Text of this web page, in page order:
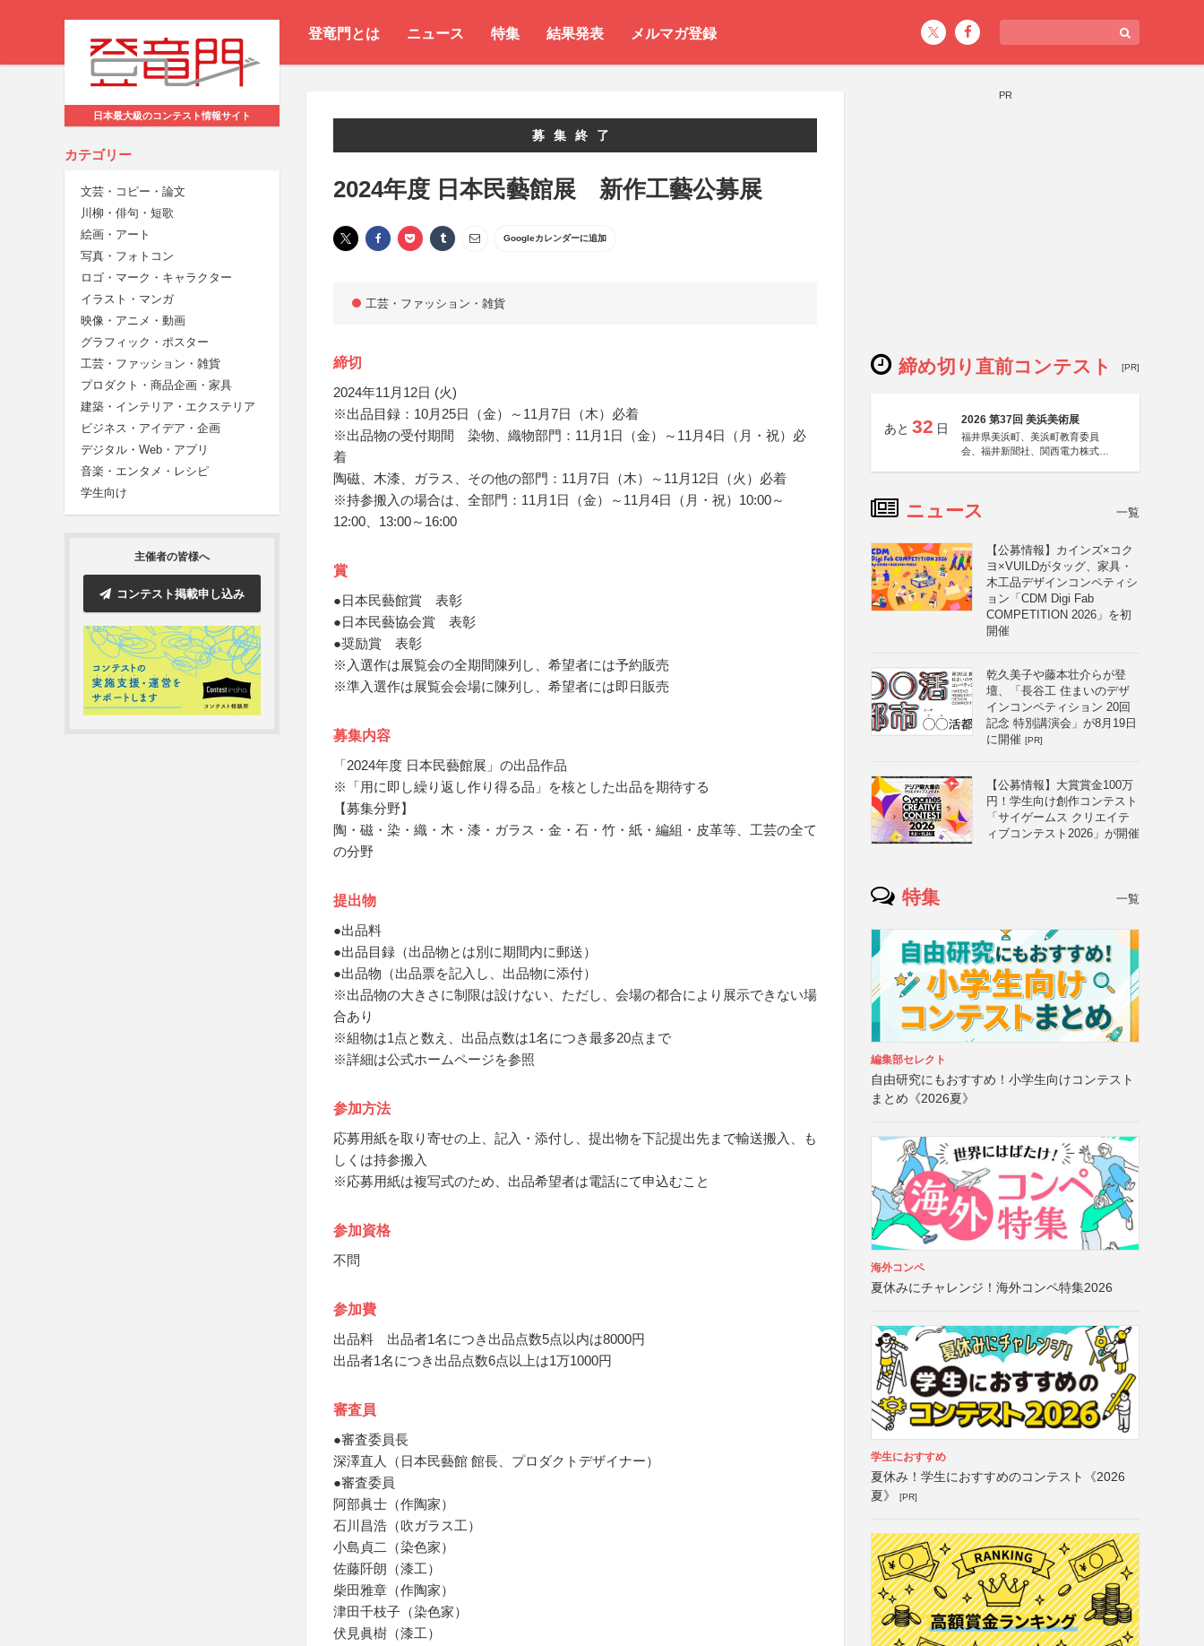
登竜門とは ニュース 特集 結果発表 メルマガ登録
日本最大級のコンテスト情報サイト
カテゴリー
文芸・コピー・論文
川柳・俳句・短歌
絵画・アート
写真・フォトコン
ロゴ・マーク・キャラクター
イラスト・マンガ
映像・アニメ・動画
グラフィック・ポスター
工芸・ファッション・雑貨
プロダクト・商品企画・家具
建築・インテリア・エクステリア
ビジネス・アイデア・企画
デジタル・Web・アプリ
音楽・エンタメ・レシピ
学生向け
主催者の皆様へ
コンテスト掲載申し込み
募集終了
2024年度 日本民藝館展 新作工藝公募展
Googleカレンダーに追加
工芸・ファッション・雑貨
締切
2024年11月12日 (火)
※出品目録：10月25日（金）～11月7日（木）必着
※出品物の受付期間 染物、織物部門：11月1日（金）～11月4日（月・祝）必
着
陶磁、木漆、ガラス、その他の部門：11月7日（木）～11月12日（火）必着
※持参搬入の場合は、全部門：11月1日（金）～11月4日（月・祝）10:00～
12:00、13:00～16:00
賞
●日本民藝館賞 表彰
●日本民藝協会賞 表彰
●奨励賞 表彰
※入選作は展覧会の全期間陳列し、希望者には予約販売
※準入選作は展覧会会場に陳列し、希望者には即日販売
募集内容
「2024年度 日本民藝館展」の出品作品
※「用に即し繰り返し作り得る品」を核とした出品を期待する
【募集分野】
陶・磁・染・織・木・漆・ガラス・金・石・竹・紙・編組・皮革等、工芸の全て
の分野
提出物
●出品料
●出品目録（出品物とは別に期間内に郵送）
●出品物（出品票を記入し、出品物に添付）
※出品物の大きさに制限は設けない、ただし、会場の都合により展示できない場
合あり
※組物は1点と数え、出品点数は1名につき最多20点まで
※詳細は公式ホームページを参照
参加方法
応募用紙を取り寄せの上、記入・添付し、提出物を下記提出先まで輸送搬入、も
しくは持参搬入
※応募用紙は複写式のため、出品希望者は電話にて申込むこと
参加資格
不問
参加費
出品料 出品者1名につき出品点数5点以内は8000円
出品者1名につき出品点数6点以上は1万1000円
審査員
●審査委員長
深澤直人（日本民藝館 館長、プロダクトデザイナー）
●審査委員
阿部眞士（作陶家）
石川昌浩（吹ガラス工）
小島貞二（染色家）
佐藤阡朗（漆工）
柴田雅章（作陶家）
津田千枝子（染色家）
伏見眞樹（漆工）
PR
締め切り直前コンテスト [PR]
あと 32 日
2026 第37回 美浜美術展
福井県美浜町、美浜町教育委員
会、福井新聞社、関西電力株式会
ニュース 一覧
【公募情報】カインズ×コク
ヨ×VUILDがタッグ、家具・
木工品デザインコンペティシ
ョン「CDM Digi Fab
COMPETITION 2026」を初
開催
乾久美子や藤本壮介らが登
壇、「長谷工 住まいのデザ
インコンペティション 20回
記念 特別講演会」が8月19日
に開催 [PR]
【公募情報】大賞賞金100万
円！学生向け創作コンテスト
「サイゲームス クリエイテ
ィブコンテスト2026」が開催
特集 一覧
編集部セレクト
自由研究にもおすすめ！小学生向けコンテスト
まとめ《2026夏》
海外コンペ
夏休みにチャレンジ！海外コンペ特集2026
学生におすすめ
夏休み！学生におすすめのコンテスト《2026
夏》
[PR]